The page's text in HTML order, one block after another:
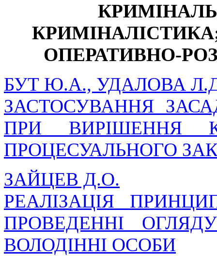
ОПЕРАТИВНО-
БУТ Ю.А., УДАЛОВА
ЗАСТОСУВАННЯ
ПРИ ВИРІШЕННЯ
ПРОЦЕСУАЛЬНОГО
ЗАЙЦЕВ Д.О.
РЕАЛІЗАЦІЯ
ПРОВЕДЕННІ
ВОЛОДІННІ ОСОБИ